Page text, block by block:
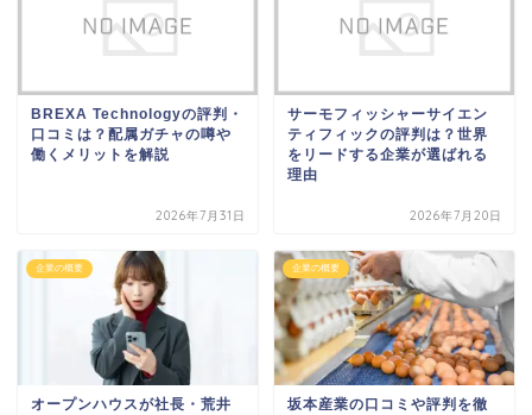
BREXA Technologyの評判・
口コミは？配属ガチャの噂や
働くメリットを解説
2026年7月31日
サーモフィッシャーサイエン
ティフィックの評判は？世界
をリードする企業が選ばれる
理由
2026年7月20日
企業の概要
オープンハウスが社長・荒井
企業の概要
坂本産業の口コミや評判を徹